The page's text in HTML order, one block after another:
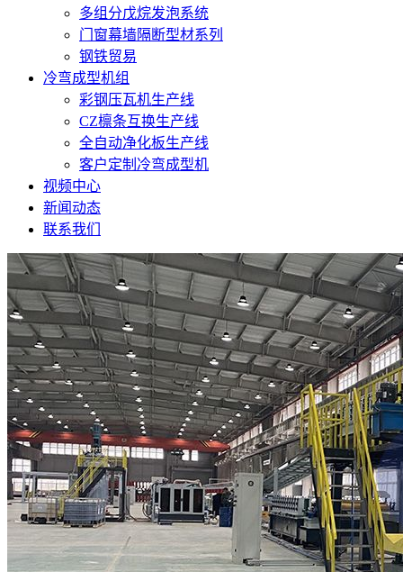
多组分戊烷发泡系统
门窗幕墙隔断型材系列
钢铁贸易
冷弯成型机组
彩钢压瓦机生产线
CZ檩条互换生产线
全自动净化板生产线
客户定制冷弯成型机
视频中心
新闻动态
联系我们